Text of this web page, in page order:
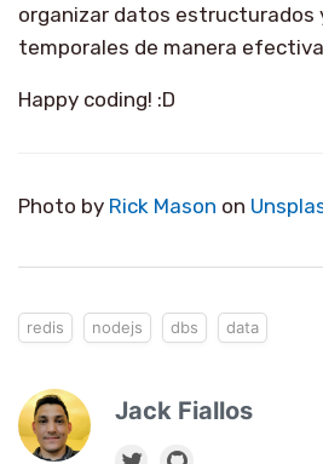
organizar datos estructurados
temporales de manera
Happy coding! :D
Photo by Rick Mason on
redis nodejs dbs data
Jack Fiallos